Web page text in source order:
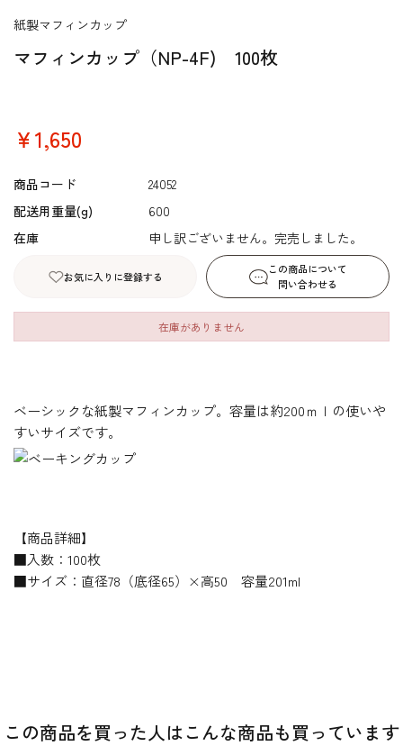
マフィンカップ（NP-4F) 100枚
紙製マフィンカップ
￥1,650
商品コード
24052
配送用重量(g)
600
在庫
申し訳ございません。完売しました。
お気に入りに登録する
この商品について
問い合わせる
在庫がありません
ベーシックな紙製マフィンカップ。容量は約200ｍｌの使いや
すいサイズです。
【商品詳細】
■入数：100枚
■サイズ：直径78（底径65）×高50 容量201ml
この商品を買った人はこんな商品も買っています